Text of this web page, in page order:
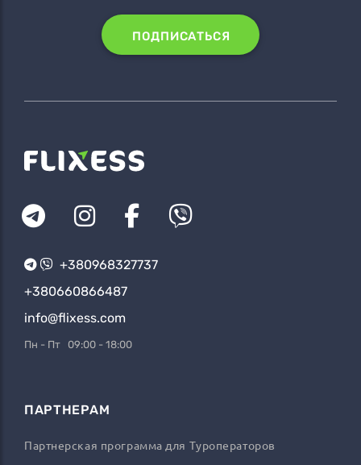
ПОДПИСАТЬСЯ
+380968327737
+380660866487
info@flixess.com
Пн - Пт 09:00 - 18:00
ПАРТНЕРАМ
Партнерская программа для Туроператоров